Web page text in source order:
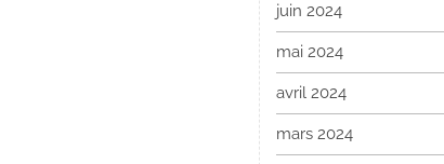
juin 2024
mai 2024
avril 2024
mars 2024